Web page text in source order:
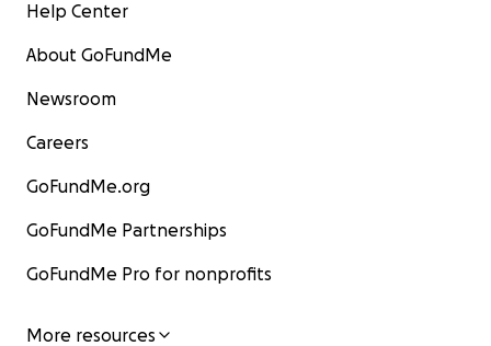
Help Center
About GoFundMe
Newsroom
Careers
GoFundMe.org
GoFundMe Partnerships
GoFundMe Pro for nonprofits
More resources